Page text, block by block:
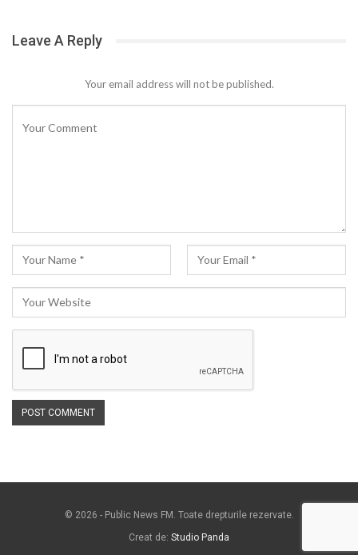
Leave A Reply
Your email address will not be published.
© 2026 - Public News FM. Toate drepturile rezervate.
Creat de: Studio Panda